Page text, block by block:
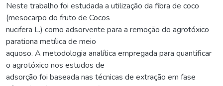
Neste trabalho foi estudada a utilização da fibra de coco
(mesocarpo do fruto de Cocos
nucifera L.) como adsorvente para a remoção do agrotóxico
parationa metílica de meio
aquoso. A metodologia analítica empregada para quantificar
o agrotóxico nos estudos de
adsorção foi baseada nas técnicas de extração em fase